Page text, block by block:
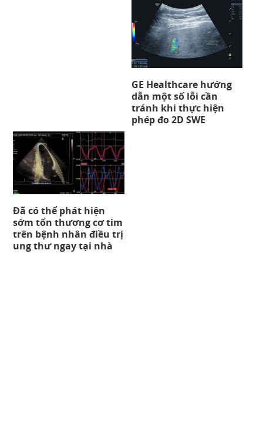
GE Healthcare hướng
dẫn một số lỗi cần
tránh khi thực hiện
phép đo 2D SWE
Đã có thể phát hiện
sớm tổn thương cơ tim
trên bệnh nhân điều trị
ung thư ngay tại nhà